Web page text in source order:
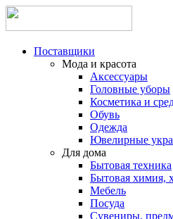
Поставщики
Мода и красота
Аксессуары
Головные уборы
Косметика и
Обувь
Одежда
Ювелирные
Для дома
Бытовая техника
Бытовая химия,
Мебель
Посуда
Сувениры,